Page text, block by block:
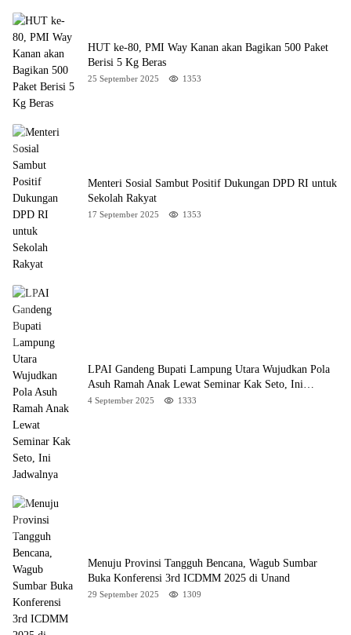
HUT ke-80, PMI Way Kanan akan Bagikan 500 Paket
Berisi 5 Kg Beras
25 September 2025 1353
Menteri Sosial Sambut Positif Dukungan DPD RI untuk
Sekolah Rakyat
17 September 2025 1353
LPAI Gandeng Bupati Lampung Utara Wujudkan Pola
Asuh Ramah Anak Lewat Seminar Kak Seto, Ini
Jadwalnya
4 September 2025 1333
Menuju Provinsi Tangguh Bencana, Wagub Sumbar
Buka Konferensi 3rd ICDMM 2025 di Unand
29 September 2025 1309